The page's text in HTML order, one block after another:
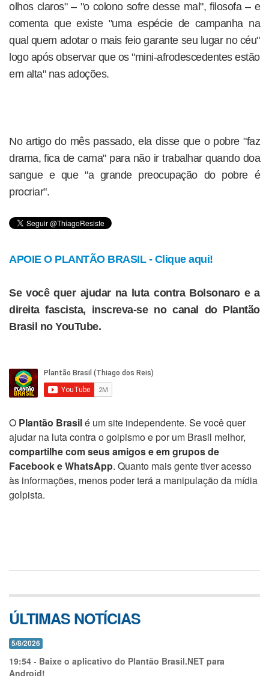
olhos claros" – "o colono sofre desse mal", filosofa – e
comenta que existe "uma espécie de campanha na
qual quem adotar o mais feio garante seu lugar no céu"
logo após observar que os "mini-afrodescedentes estão
em alta" nas adoções.
No artigo do mês passado, ela disse que o pobre "faz
drama, fica de cama" para não ir trabalhar quando doa
sangue e que "a grande preocupação do pobre é
procriar".
APOIE O PLANTÃO BRASIL - Clique aqui!
Se você quer ajudar na luta contra Bolsonaro e a
direita fascista, inscreva-se no canal do Plantão
Brasil no YouTube.
O Plantão Brasilé um site independente. Se você quer
ajudar na luta contra o golpismo e por um Brasil melhor,
compartilhe com seus amigos e em grupos de
Facebook e WhatsApp. Quanto mais gente tiver acesso
às informações, menos poder terá a manipulação da mídia
golpista.
ÚLTIMAS NOTÍCIAS
5/8/2026
19:54 - Baixe o aplicativo do Plantão Brasil.NET para
Android!